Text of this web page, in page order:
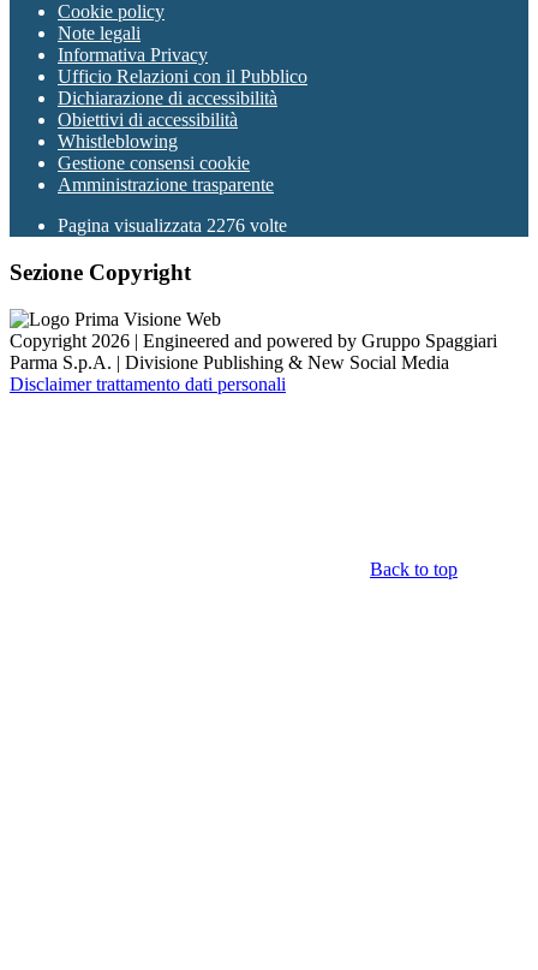
Cookie policy
Note legali
Informativa Privacy
Ufficio Relazioni con il Pubblico
Dichiarazione di accessibilità
Obiettivi di accessibilità
Whistleblowing
Gestione consensi cookie
Amministrazione trasparente
Pagina visualizzata 2276 volte
Sezione Copyright
Copyright 2026 | Engineered and powered by Gruppo Spaggiari
Parma S.p.A. | Divisione Publishing & New Social Media
Disclaimer trattamento dati personali
Back to top